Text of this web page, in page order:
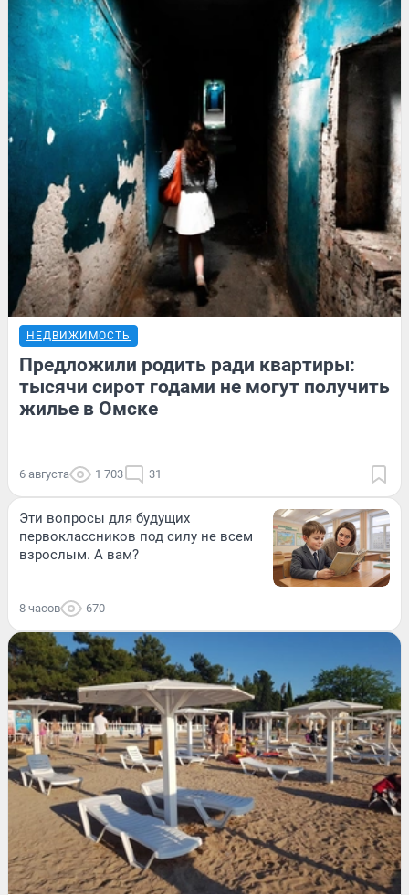
НЕДВИЖИМОСТЬ
Предложили родить ради квартиры:
тысячи сирот годами не могут получить
жилье в Омске
6 августа 1 703 31
Эти вопросы для будущих
первоклассников под силу не всем
взрослым. А вам?
8 часов 670